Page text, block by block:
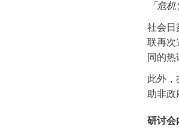
「危
社会日
联再次
同的
此外，
助非
研讨会